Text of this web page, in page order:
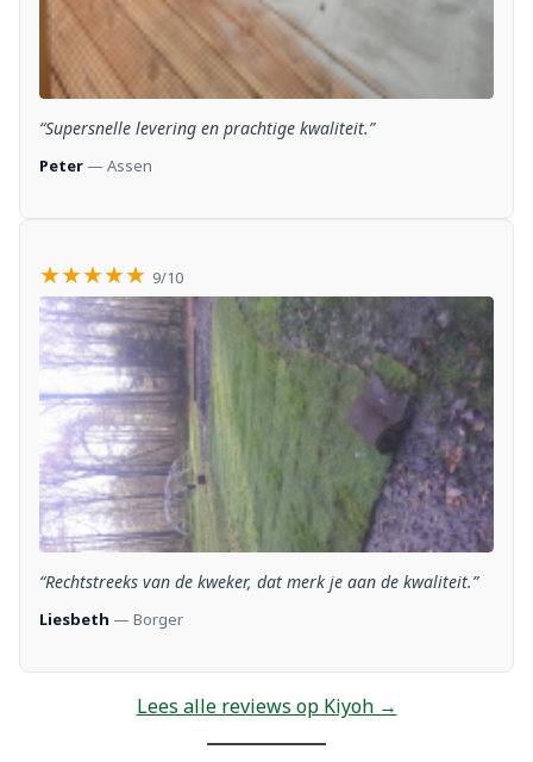
“Supersnelle levering en prachtige kwaliteit.”
Peter — Assen
★★★★★ 9/10
“Rechtstreeks van de kweker, dat merk je aan de kwaliteit.”
Liesbeth — Borger
Lees alle reviews op Kiyoh →